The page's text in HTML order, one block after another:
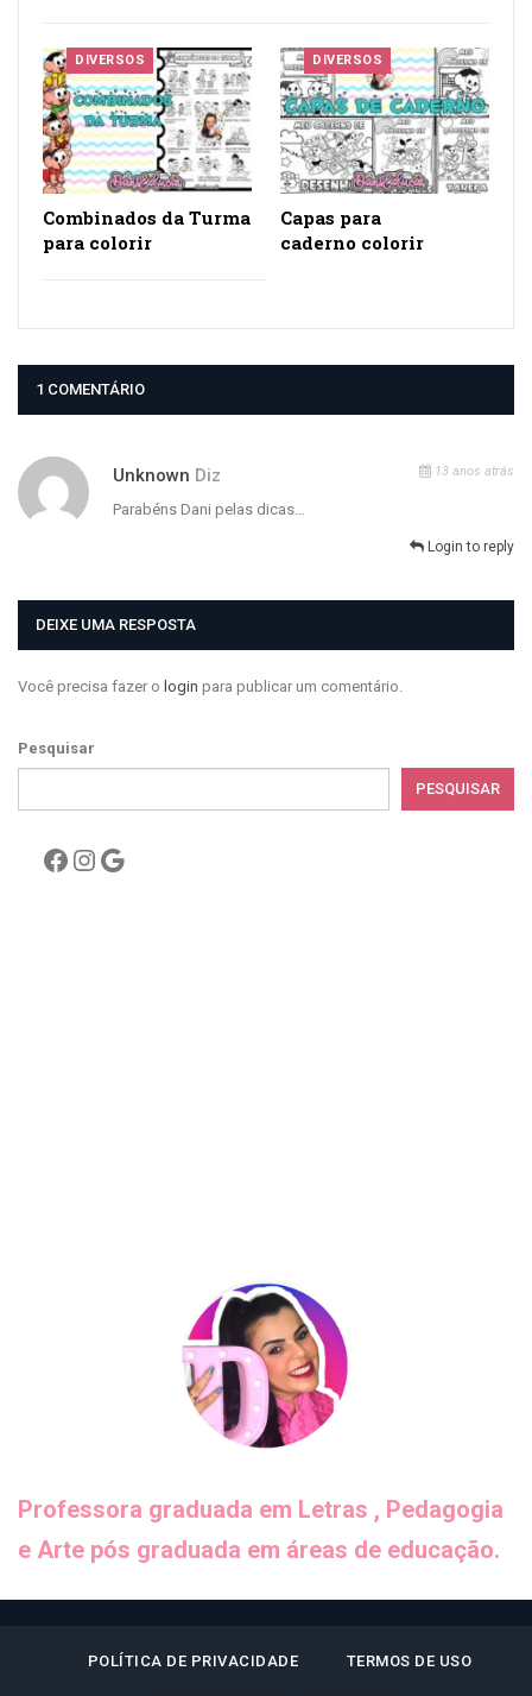
DIVERSOS
Combinados da Turma
para colorir
DIVERSOS
Capas para
caderno colorir
1 COMENTÁRIO
Unknown Diz 13 anos atrás
Parabéns Dani pelas dicas…
Login to reply
DEIXE UMA RESPOSTA
Você precisa fazer o login para publicar um comentário.
Pesquisar
PESQUISAR
Facebook
Instagram
Google
Professora graduada em Letras , Pedagogia
e Arte pós graduada em áreas de educação.
POLÍTICA DE PRIVACIDADE TERMOS DE USO